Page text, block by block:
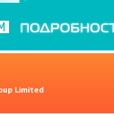
Limited